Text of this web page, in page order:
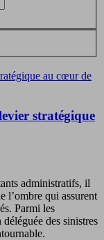
stratégique
administratifs, il
l’ombre qui assurent
Parmi les
des sinistres